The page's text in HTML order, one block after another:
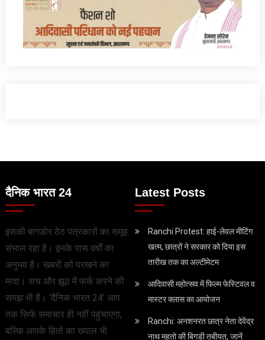
दैनिक भारत 24
इसकी बागडोर ठेठ पत्रकारों का समूह
संभाल रहा है। इनके पास वर्षों का
अनुभव है। खबरों को परखने का
मादा। सच और झूठ में फर्क करने की
समझ भी है। ‘दैनिक भारत 24’ आप
तक सिर्फ समाचार ही नहीं पहुंचाएगा,
बल्कि आपके हितों का ख्याल भी
Latest Posts
Ranchi Protest: हाई-लेवल मीटिंग
खत्म, छात्रों ने सरकार को दिया इस
तारीख तक का अल्टीमेटम
आदिवासी महोत्सव में फिल्म फेस्टिवल व
मास्टर क्लास का आयोजन
Ranchi: अनशनरत छात्र नेता देवेंद्र
नाथ महतो की बिगड़ी तबीयत, जानें